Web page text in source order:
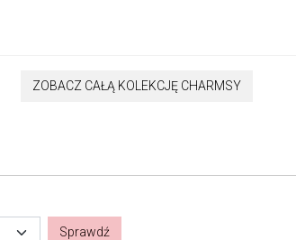
ZOBACZ CAŁĄ KOLEKCJĘ CHARMSY
Sprawdź